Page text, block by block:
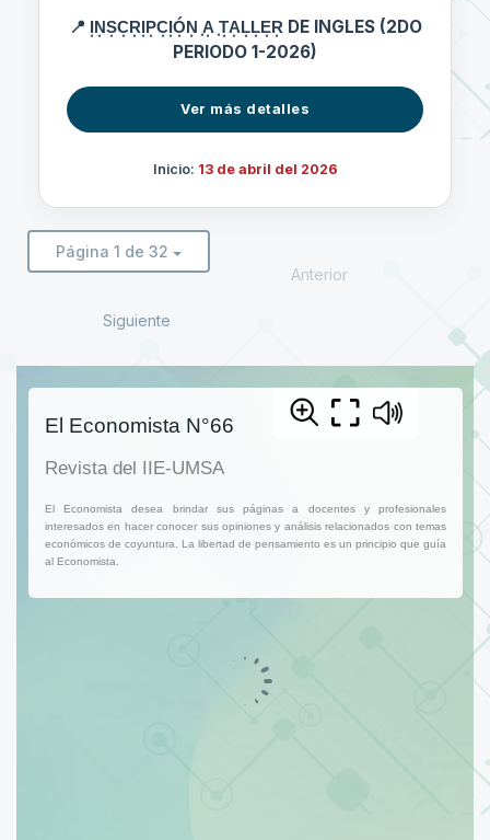
📍 I͙N͙S͙C͙R͙I͙P͙C͙I͙Ó͙N͙ ͙A͙ ͙T͙A͙L͙L͙E͙R͙ DE INGLES (2DO
PERIODO 1-2026)
Ver más detalles
Inicio: 13 de abril del 2026
Página 1 de 32
Anterior
Siguiente